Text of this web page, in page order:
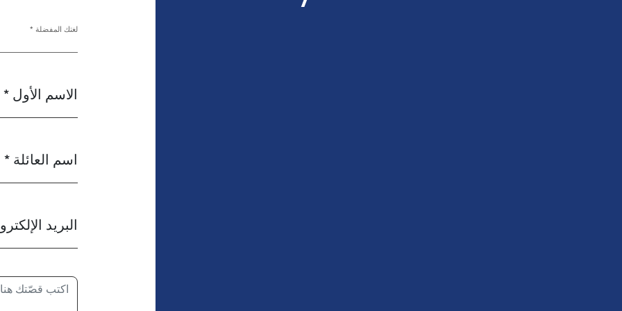
لغتك المفضلة *
الاسم الأول *
اسم العائلة *
البريد